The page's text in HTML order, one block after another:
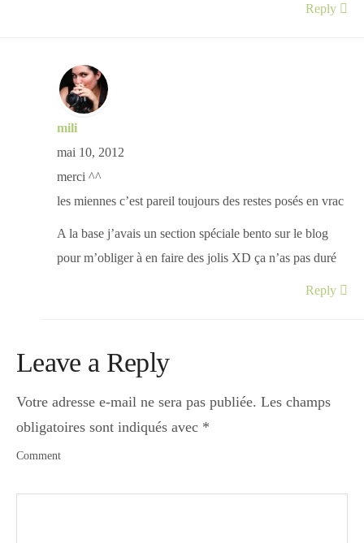
Reply
mili
mai 10, 2012
merci ^^
les miennes c’est pareil toujours des restes posés en vrac
A la base j’avais un section spéciale bento sur le blog
pour m’obliger à en faire des jolis XD ça n’as pas duré
Reply
Leave a Reply
Votre adresse e-mail ne sera pas publiée. Les champs
obligatoires sont indiqués avec *
Comment